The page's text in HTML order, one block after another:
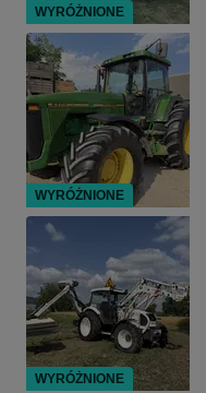
WYRÓŻNIONE
WYRÓŻNIONE
WYRÓŻNIONE